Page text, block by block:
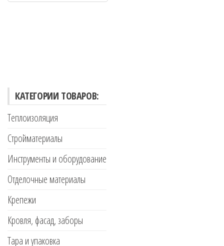
КАТЕГОРИИ ТОВАРОВ:
Теплоизоляция
Стройматериалы
Инструменты и оборудование
Отделочные материалы
Крепежи
Кровля, фасад, заборы
Тара и упаковка